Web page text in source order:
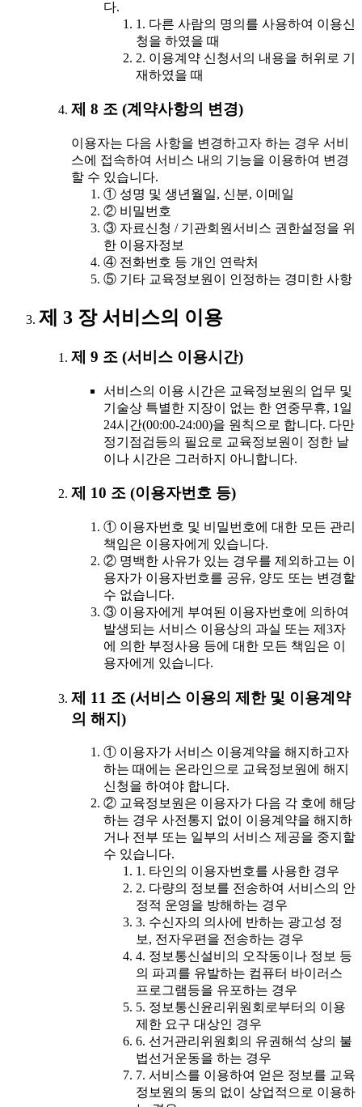
다.
1. 다른 사람의 명의를 사용하여 이용신
청을 하였을 때
2. 이용계약 신청서의 내용을 허위로 기
재하였을 때
제 8 조 (계약사항의 변경)
이용자는 다음 사항을 변경하고자 하는 경우 서비
스에 접속하여 서비스 내의 기능을 이용하여 변경
할 수 있습니다.
① 성명 및 생년월일, 신분, 이메일
② 비밀번호
③ 자료신청 / 기관회원서비스 권한설정을 위
한 이용자정보
④ 전화번호 등 개인 연락처
⑤ 기타 교육정보원이 인정하는 경미한 사항
제 3 장 서비스의 이용
제 9 조 (서비스 이용시간)
서비스의 이용 시간은 교육정보원의 업무 및
기술상 특별한 지장이 없는 한 연중무휴, 1일
24시간(00:00-24:00)을 원칙으로 합니다. 다만
정기점검등의 필요로 교육정보원이 정한 날
이나 시간은 그러하지 아니합니다.
제 10 조 (이용자번호 등)
① 이용자번호 및 비밀번호에 대한 모든 관리
책임은 이용자에게 있습니다.
② 명백한 사유가 있는 경우를 제외하고는 이
용자가 이용자번호를 공유, 양도 또는 변경할
수 없습니다.
③ 이용자에게 부여된 이용자번호에 의하여
발생되는 서비스 이용상의 과실 또는 제3자
에 의한 부정사용 등에 대한 모든 책임은 이
용자에게 있습니다.
제 11 조 (서비스 이용의 제한 및 이용계약
의 해지)
① 이용자가 서비스 이용계약을 해지하고자
하는 때에는 온라인으로 교육정보원에 해지
신청을 하여야 합니다.
② 교육정보원은 이용자가 다음 각 호에 해당
하는 경우 사전통지 없이 이용계약을 해지하
거나 전부 또는 일부의 서비스 제공을 중지할
수 있습니다.
1. 타인의 이용자번호를 사용한 경우
2. 다량의 정보를 전송하여 서비스의 안
정적 운영을 방해하는 경우
3. 수신자의 의사에 반하는 광고성 정
보, 전자우편을 전송하는 경우
4. 정보통신설비의 오작동이나 정보 등
의 파괴를 유발하는 컴퓨터 바이러스
프로그램등을 유포하는 경우
5. 정보통신윤리위원회로부터의 이용
제한 요구 대상인 경우
6. 선거관리위원회의 유권해석 상의 불
법선거운동을 하는 경우
7. 서비스를 이용하여 얻은 정보를 교육
정보원의 동의 없이 상업적으로 이용하